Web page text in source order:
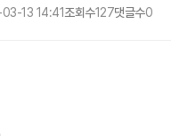
13 14:41조회수127댓글수0